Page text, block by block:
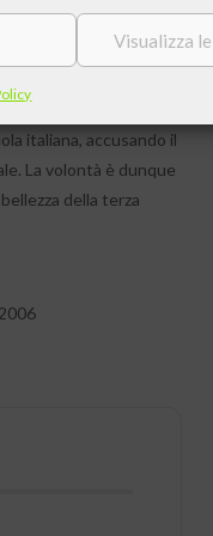
Visualizza
per l’uomo di tutti i
la bellezza del
di Dio. La mostra
italiana, accusando il
La volontà è dunque
della terza